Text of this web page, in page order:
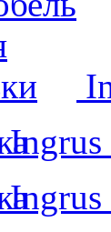
Ingrus
Ingrus